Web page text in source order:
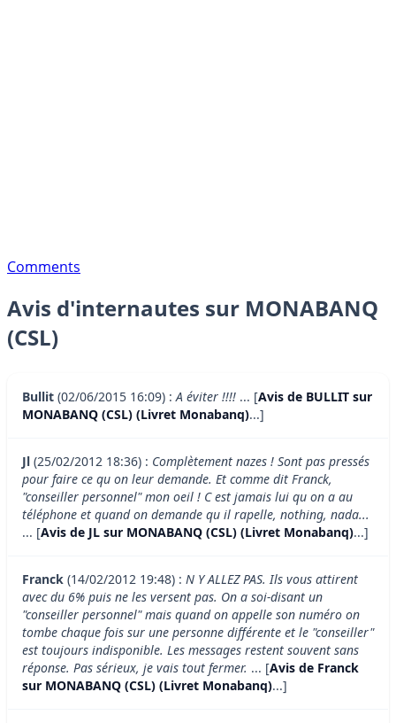
Comments
Avis d'internautes sur MONABANQ
(CSL)
Bullit (02/06/2015 16:09) :A éviter !!!! ... [Avis de BULLIT sur
MONABANQ (CSL) (Livret Monabanq)...]
Jl (25/02/2012 18:36) : Complètement nazes ! Sont pas pressés
pour faire ce qu on leur demande. Et comme dit Franck,
"conseiller personnel" mon oeil ! C est jamais lui qu on a au
téléphone et quand on demande qu il rapelle, nothing, nada...
... [Avis de JL sur MONABANQ (CSL) (Livret Monabanq)...]
Franck (14/02/2012 19:48) : N Y ALLEZ PAS. Ils vous attirent
avec du 6% puis ne les versent pas. On a soi-disant un
"conseiller personnel" mais quand on appelle son numéro on
tombe chaque fois sur une personne différente et le "conseiller"
est toujours indisponible. Les messages restent souvent sans
réponse. Pas sérieux, je vais tout fermer. ... [Avis de Franck
sur MONABANQ (CSL) (Livret Monabanq)...]